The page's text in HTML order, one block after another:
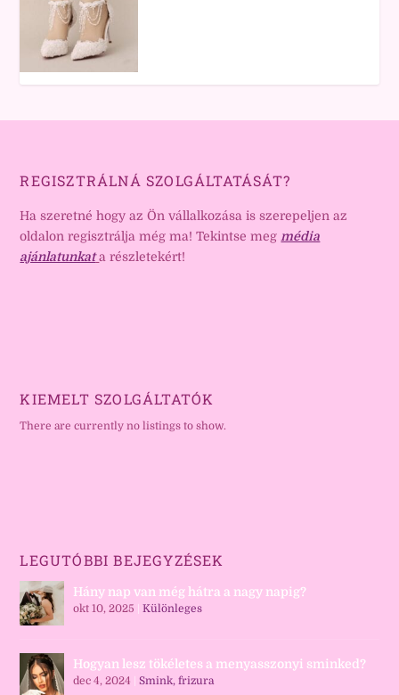
REGISZTRÁLNÁ SZOLGÁLTATÁSÁT?
Ha szeretné hogy az Ön vállalkozása is szerepeljen az
oldalon regisztrálja még ma! Tekintse meg média
ajánlatunkat a részletekért!
KIEMELT SZOLGÁLTATÓK
There are currently no listings to show.
LEGUTÓBBI BEJEGYZÉSEK
Hány nap van még hátra a nagy napig?
okt 10, 2025 |Különleges
Hogyan lesz tökéletes a menyasszonyi sminked?
dec 4, 2024 |Smink, frizura